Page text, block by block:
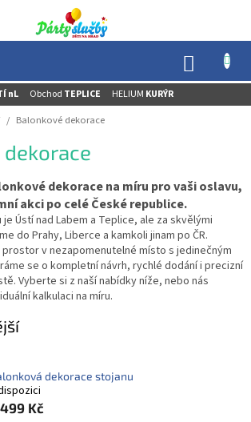
nL Obchod TEPLICE HELIUM KURÝR
KOŠÍK
/ Balonkové dekorace
dekorace na míru pro vaši oslavu,
akci po celé České republice.
je Ústí nad Labem a Teplice, ale za skvělými
do Prahy, Liberce a kamkoli jinam po ČR.
v nezapomenutelné místo s jedinečným
se o kompletní návrh, rychlé dodání i precizní
Vyberte si z naší nabídky níže, nebo nás
kalkulaci na míru.
dekorace stojanu
Kč